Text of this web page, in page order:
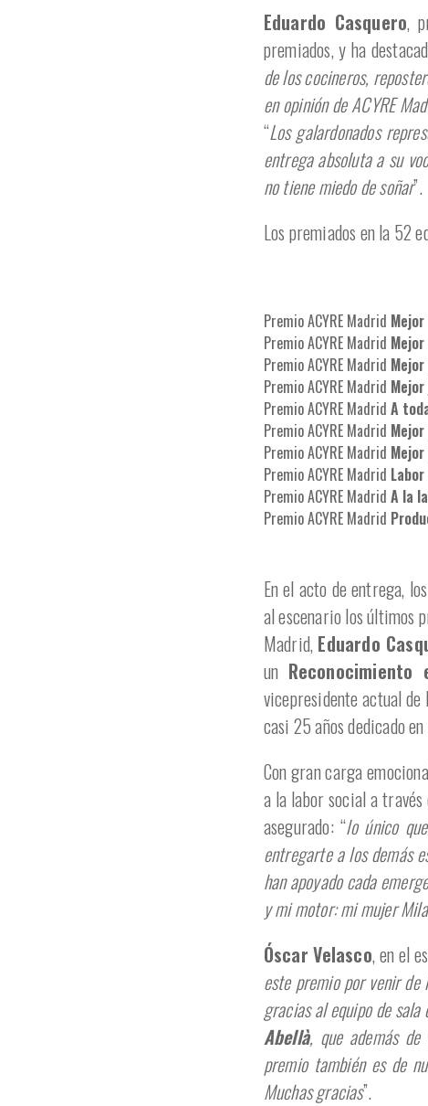
Eduardo Casquero,
premiados, y ha
de los cocineros,
en opinión de ACYRE
“Los galardonados
entrega absoluta a su
no tiene miedo de soñar”.
Los premiados en la 52
Premio ACYRE Madrid
Premio ACYRE Madrid
Premio ACYRE Madrid
Premio ACYRE Madrid
Premio ACYRE Madrid A
Premio ACYRE Madrid
Premio ACYRE Madrid
Premio ACYRE Madrid
Premio ACYRE Madrid A la
Premio ACYRE Madrid
En el acto de entrega,
al escenario los últimos
Madrid, Eduardo
un Reconocimiento
vicepresidente actual
casi 25 años dedicado
Con gran carga
a la labor social a
asegurado: “lo único
entregarte a los demás
han apoyado cada
y mi motor: mi mujer
Óscar Velasco, en el
este premio por venir de
gracias al equipo de
Abellà, que además
premio también es de
Muchas gracias”.